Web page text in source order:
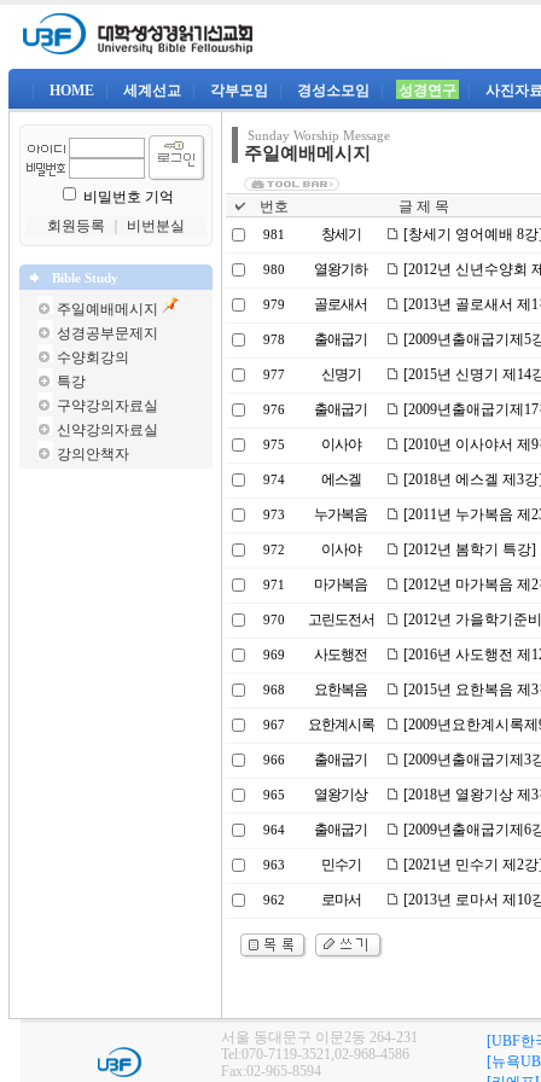
HOME 세계선교 각부모임 경성소모임 성경연구 사진자
비밀번호 기억
회원등록
비번분실
Bible Study
주일예배메시지
성경공부문제지
수양회강의
특강
구약강의자료실
신약강의자료실
강의안책자
Sunday Worship Message
주일예배메시지
번호 글 제 목
981 창세기 [창세기 영어예배 8
980 열왕기하 [2012년 신년수양회
979 골로새서 [2013년 골로새서 제
978 출애굽기 [2009년출애굽기제5
977 신명기 [2015년 신명기 제14
976 출애굽기 [2009년출애굽기제
975 이사야 [2010년 이사야서 제
974 에스겔 [2018년 에스겔 제3
973 누가복음 [2011년 누가복음 제
972 이사야 [2012년 봄학기 특강
971 마가복음 [2012년 마가복음 제
970 고린도전서 [2012년 가을학기준
969 사도행전 [2016년 사도행전 제
968 요한복음 [2015년 요한복음 제
967 요한계시록 [2009년요한계시록
966 출애굽기 [2009년출애굽기제3
965 열왕기상 [2018년 열왕기상 제
964 출애굽기 [2009년출애굽기제6
963 민수기 [2021년 민수기 제2
962 로마서 [2013년 로마서 제10
서울 동대문구 이문2동 264-231
Tel:070-7119-3521,02-968-4586
Fax:02-965-8594
[UBF한
[뉴욕